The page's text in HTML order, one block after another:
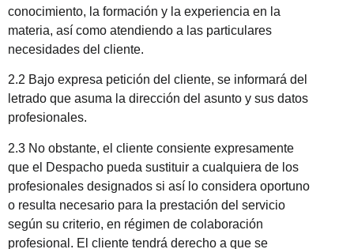
conocimiento, la formación y la experiencia en la
materia, así como atendiendo a las particulares
necesidades del cliente.
2.2 Bajo expresa petición del cliente, se informará del
letrado que asuma la dirección del asunto y sus datos
profesionales.
2.3 No obstante, el cliente consiente expresamente
que el Despacho pueda sustituir a cualquiera de los
profesionales designados si así lo considera oportuno
o resulta necesario para la prestación del servicio
según su criterio, en régimen de colaboración
profesional. El cliente tendrá derecho a que se